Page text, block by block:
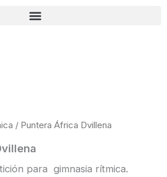
/ Puntera África Dvillena
para gimnasia rítmica.